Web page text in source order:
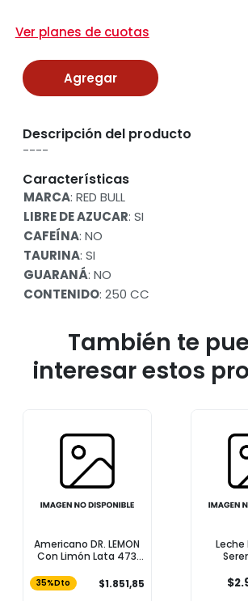
Ver planes de cuotas
Agregar
Descripción del producto
----
Características
MARCA: RED BULL
LIBRE DE AZUCAR: SI
CAFEÍNA: NO
TAURINA: SI
GUARANÁ: NO
CONTENIDO: 250 CC
También te
interesar estos
Americano DR. LEMON
Con Limón Lata 473
35%Dto $1.851,85
Leche